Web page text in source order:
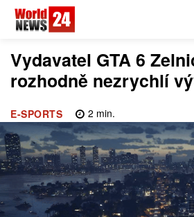
Vydavatel GTA 6
rozhodně nezrychlí
E-SPORTS 2 min.